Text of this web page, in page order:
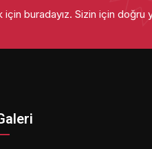
için buradayız. Sizin için doğru